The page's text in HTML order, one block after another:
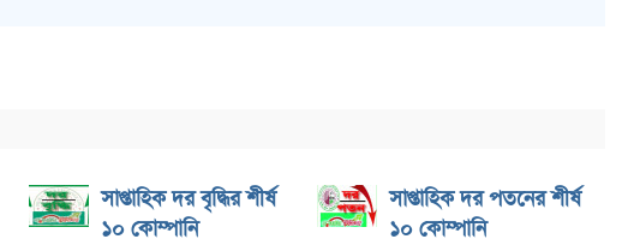
সাপ্তাহিক দর বৃদ্ধির শীর্ষ
১০ কোম্পানি
সাপ্তাহিক দর পতনের শীর্ষ
১০ কোম্পানি